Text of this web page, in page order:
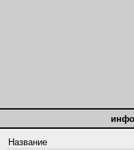
Название